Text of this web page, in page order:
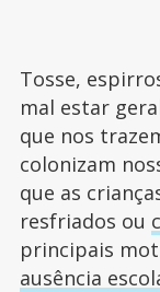
Tosse,
mal estar
que nos
colonizam
que as
resfriados ou
principais
ausência